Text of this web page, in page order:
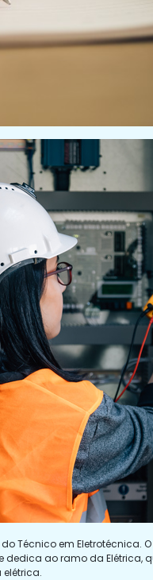
Técnico em
dedica ao ramo da
elétrica.